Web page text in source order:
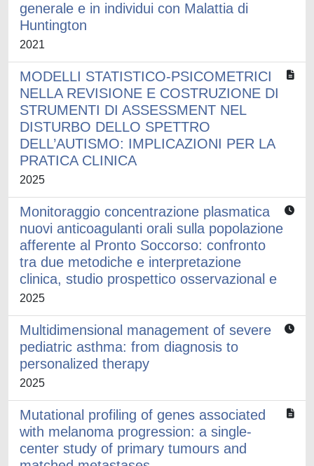
generale e in individui con Malattia di
Huntington
2021
MODELLI STATISTICO-PSICOMETRICI
NELLA REVISIONE E COSTRUZIONE DI
STRUMENTI DI ASSESSMENT NEL
DISTURBO DELLO SPETTRO
DELL’AUTISMO: IMPLICAZIONI PER LA
PRATICA CLINICA
2025
Monitoraggio concentrazione plasmatica
nuovi anticoagulanti orali sulla popolazione
afferente al Pronto Soccorso: confronto
tra due metodiche e interpretazione
clinica, studio prospettico osservazional e
2025
Multidimensional management of severe
pediatric asthma: from diagnosis to
personalized therapy
2025
Mutational profiling of genes associated
with melanoma progression: a single-
center study of primary tumours and